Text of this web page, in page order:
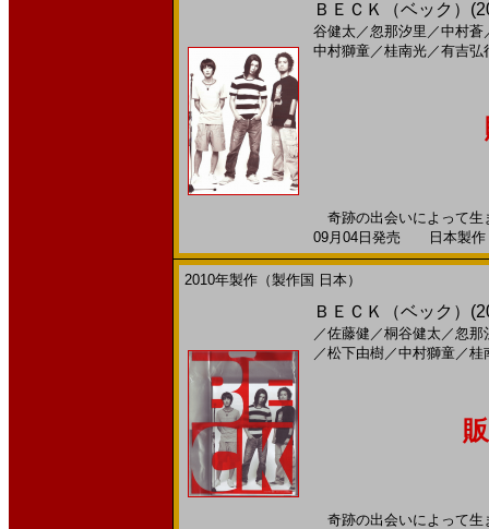
ＢＥＣＫ（ベック）
谷健太 ／忽那汐里 ／中村蒼
中村獅童／桂南光／有吉弘
奇跡の出会いによって生
09月04日発売 日本製作
2010年製作（製作国 日本）
ＢＥＣＫ（ベック）
／佐藤健 ／桐谷健太 ／忽那
／松下由樹／中村獅童／桂
奇跡の出会いによって生